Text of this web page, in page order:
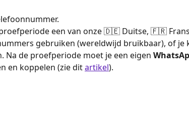
proefperiode een van onze 🇩🇪 Duitse, 🇫🇷
gebruiken (wereldwijd bruikbaar), of je
Na de proefperiode moet je een eigen
en koppelen (zie dit artikel).